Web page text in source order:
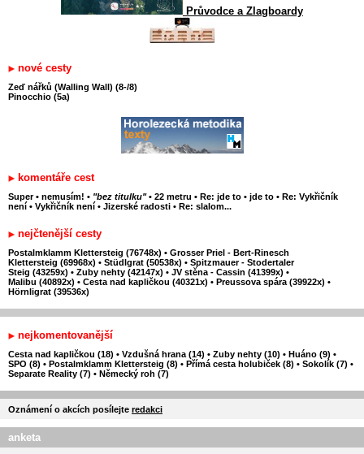
Průvodce a Zlagboardy
nové cesty
Zeď nářků (Walling Wall) (8-/8)
Pinocchio (5a)
komentáře cest
Super • nemusím! • "bez titulku" • 22 metru • Re: jde to • jde to • Re: Vykřičník
není • Vykřičník není • Jizerské radosti • Re: slalom...
nejčtenější cesty
Postalmklamm Klettersteig (76748x) • Grosser Priel - Bert-Rinesch
Klettersteig (69968x) • Stüdlgrat (50538x) • Spitzmauer - Stodertaler
Steig (43259x) • Zuby nehty (42147x) • JV stěna - Cassin (41399x) •
Malibu (40892x) • Cesta nad kapličkou (40321x) • Preussova spára (39922x) •
Hörnligrat (39536x)
nejkomentovanější
Cesta nad kapličkou (18) • Vzdušná hrana (14) • Zuby nehty (10) • Huáno (9) •
SPO (8) • Postalmklamm Klettersteig (8) • Přímá cesta holubiček (8) • Sokolík (7) •
Separate Reality (7) • Německý roh (7)
Oznámení o akcích posílejte redakci
anketa